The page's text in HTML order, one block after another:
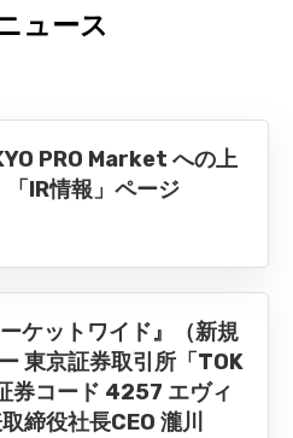
ュース
PRO Market への上
IR情報」ページ
ケットワイド』（新規
東京証券取引所「TOK
券コード 4257 エヴィ
締役社長CEO 瀧川